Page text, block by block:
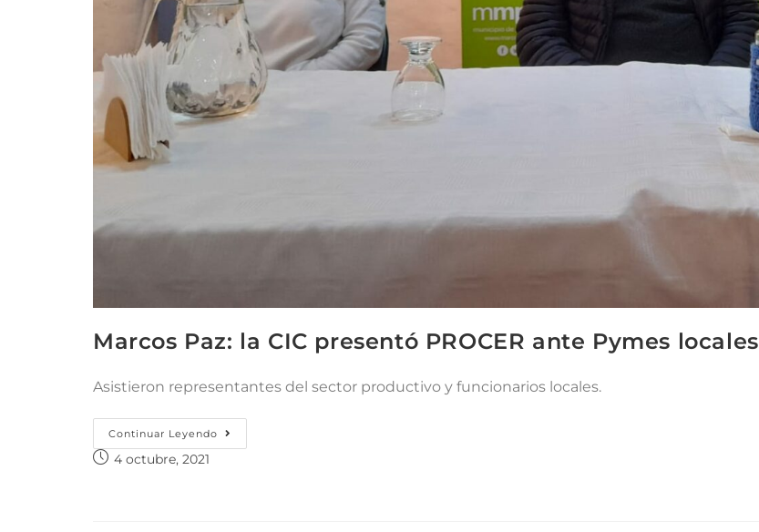
Marcos Paz: la CIC presentó PROCER ante Pymes locales
Asistieron representantes del sector productivo y funcionarios locales.
Continuar Leyendo
4 octubre, 2021